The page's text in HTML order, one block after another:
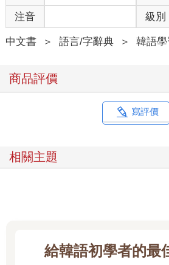
注音 級別
中文書 ＞ 語言/字辭典 ＞ 韓語學
商品評價
寫評價
相關主題
給韓語初學者的最